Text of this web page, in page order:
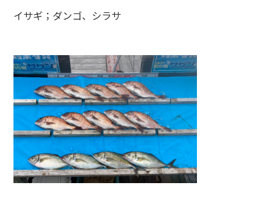
イサギ；ダンゴ、シラサ